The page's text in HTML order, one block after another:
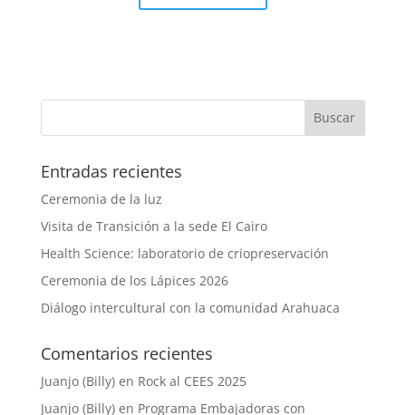
Entradas recientes
Ceremonia de la luz
Visita de Transición a la sede El Cairo
Health Science: laboratorio de criopreservación
Ceremonia de los Lápices 2026
Diálogo intercultural con la comunidad Arahuaca
Comentarios recientes
Juanjo (Billy)en Rock al CEES 2025
Juanjo (Billy)en Programa Embajadoras con